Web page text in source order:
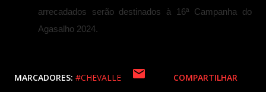
arrecadados serão destinados à 16ª Campanha do
Agasalho 2024.
MARCADORES: #CHEVALLE COMPARTILHAR